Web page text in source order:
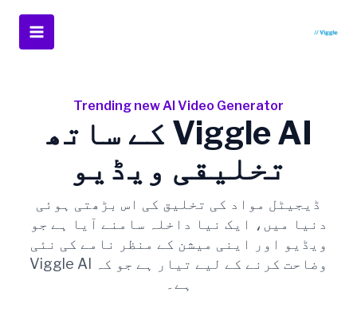
Main
Trending new AI Video Generator
Viggle AI کے ساتھ
تخلیقی ویڈیو
ڈیجیٹل مواد کی تخلیق کی اس بڑھتی ہوئی
دنیا میں، ایک نیا داخلہ سامنے آیا ہے جو
ویڈیو اور اینی میشن کے منظر نامے کی نئی
وضاحت کرنے کے لیے تیار ہے جو کہ Viggle AI
ہے۔